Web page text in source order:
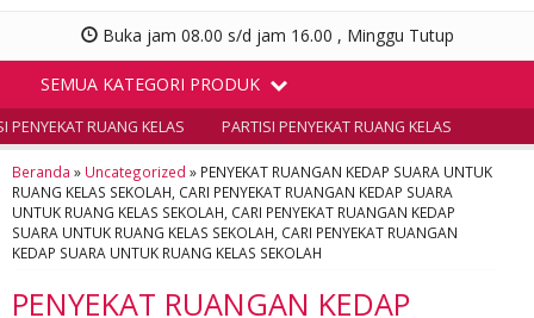
Buka jam 08.00 s/d jam 16.00 , Minggu Tutup
SEMUA KATEGORI PRODUK
RUANG KELAS PARTISI PENYEKAT RUANG KELAS
Beranda » Uncategorized » PENYEKAT RUANGAN KEDAP SUARA UNTUK
RUANG KELAS SEKOLAH, CARI PENYEKAT RUANGAN KEDAP SUARA
UNTUK RUANG KELAS SEKOLAH, CARI PENYEKAT RUANGAN KEDAP
SUARA UNTUK RUANG KELAS SEKOLAH, CARI PENYEKAT RUANGAN
KEDAP SUARA UNTUK RUANG KELAS SEKOLAH
PENYEKAT RUANGAN KEDAP